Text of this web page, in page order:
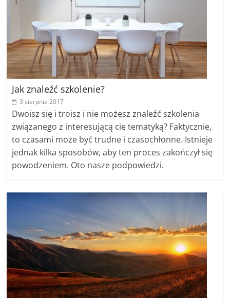
Jak znaleźć szkolenie?
3 sierpnia 2017
Dwoisz się i troisz i nie możesz znaleźć szkolenia
związanego z interesującą cię tematyką? Faktycznie,
to czasami może być trudne i czasochłonne. Istnieje
jednak kilka sposobów, aby ten proces zakończył się
powodzeniem. Oto nasze podpowiedzi.